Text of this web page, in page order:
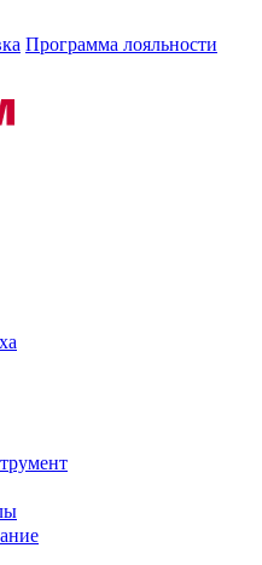
Программа лояльности